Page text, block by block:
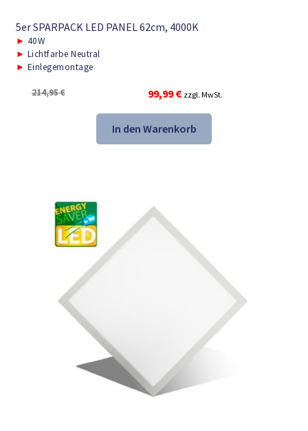
5er SPARPACK LED PANEL 62cm, 4000K
► 40W
► Lichtfarbe Neutral
► Einlegemontage
214,95€
Ursprünglicher
Preis
war:
214,95 €
99,99€Aktueller
Preis
ist:
99,99 €.
zzgl. MwSt.
In den Warenkorb